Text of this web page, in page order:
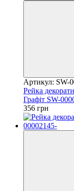
Артикул: SW-
Рейка
Графіт SW-
356 грн